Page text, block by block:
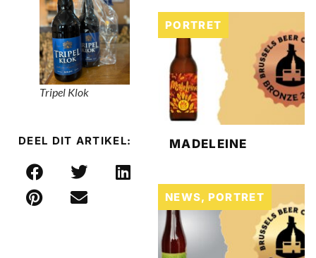
Tripel Klok
DEEL DIT ARTIKEL:
PORTRET
MADELEINE
NEWS, PORTRET